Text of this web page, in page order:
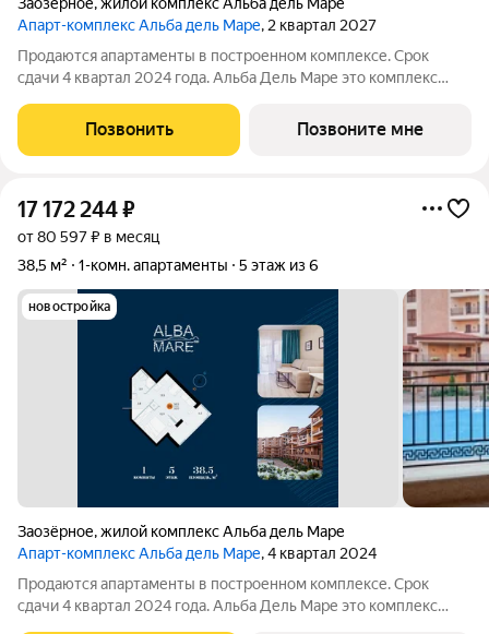
Апарт-комплекс Альба дель Маре, 2 квартал 2027
Продаются апартаменты в построенном комплексе. Срок
сдачи 4 квартал 2024 года. Альба Дель Маре это комплекс
Уютные здания переменной этажности строятся в 5 минутах
ходьбы (385 метров) от одного
Позвонить Позвоните мне
17 172 244₽
от 80 597 ₽ в месяц
38,5 м²
1-комн. апартаменты 5 этаж из 6
новостройка
Заозёрное,жилой комплекс Альба дель Маре
Апарт-комплекс Альба дель Маре, 4 квартал 2024
Продаются апартаменты в построенном комплексе. Срок
сдачи 4 квартал 2024 года. Альба Дель Маре это комплекс